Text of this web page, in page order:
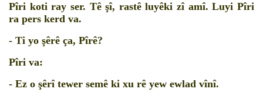
Pîri koti ray ser. Tê şî, rastê luyêki zî amî. Luyi Pîri
ra pers kerd va.
- Ti yo şêrê ça, Pîrê?
Pîri va:
- Ez o şêrî tewer semê ki xu rê yew ewlad vînî.